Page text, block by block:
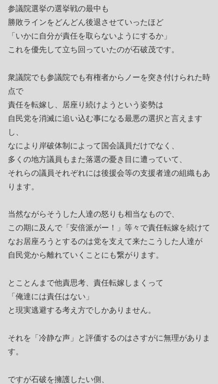
参議院選挙の選挙戦の最中も
勝敗ラインをどんどん後退させていったほど
「いかに自分が責任を取らないようにするか」
これを優先して立ち回っていたのが石破茂です。
衆議院でも参議院でも有権者からノーを突き付けられた時
点で
責任を転嫁し、居座り続けようという姿勢は
自民党を消滅に追い込む事になる最悪の選択と言えます
し、
なにより岸破体制によって国会議員だけでなく、
多くの地方議員もまた落選の憂き目に遭っていて、
それらの議員それぞれには後援会等の支援者達の組織もあ
ります。
当然ながらそうした人達の怒りも相当なもので、
この期に及んで「安倍派がー！」等々で責任転嫁を続けて
なお居座ろうとするのは党を支えて来たこうした人達が
自民党から離れていくことにも繋がります。
とことんまで他責思考、責任転嫁しまくって
「俺達には責任はない」
と現実逃避する考え方でしかありません。
それを「冷静な声」と評価するのはさすがに無理がありま
す。
ですが石破を擁護したい側、